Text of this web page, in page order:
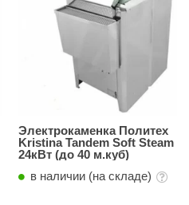
Электрокаменка Политех
Kristina Tandem Soft Steam
24кВт (до 40 м.куб)
в наличии (на складе)